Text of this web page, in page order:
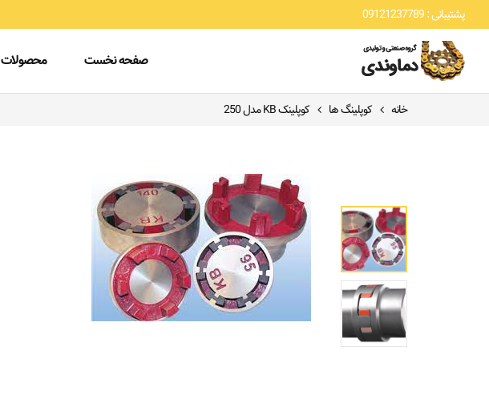
پشتیبانی : 09121237789
صفحه نخست محصولات
خانه کوپلینگ ها کوپلینک KB مدل 250